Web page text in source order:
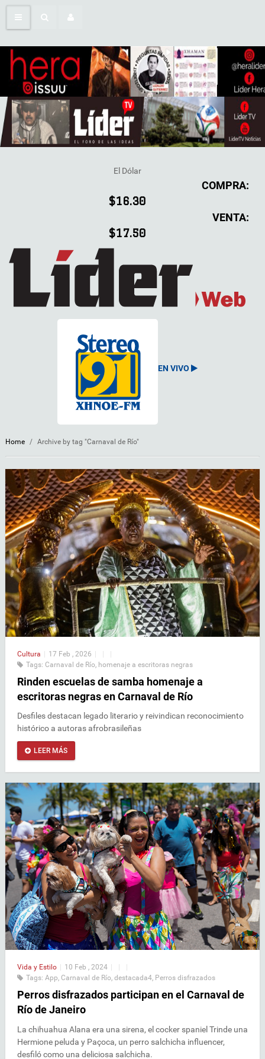
El Dólar
COMPRA:
$16.30
VENTA:
$17.50
EN VIVO
Home / Archive by tag "Carnaval de Río"
Cultura | 17 Feb , 2026 | |
|
Tags: Carnaval de Río homenaje a escritoras negras
Rinden escuelas de samba homenaje a
escritoras negras en Carnaval de Río
Desfiles destacan legado literario y reivindican reconocimiento
histórico a autoras afrobrasileñas
LEER MÁS
Vida y Estilo 10 Feb , 2024
Tags: App, Carnaval de Río, destacada4, Perros disfrazados
Perros disfrazados participan en el Carnaval de
Río de Janeiro
La chihuahua Alana era una sirena, el cocker spaniel Trinde una
Hermione peluda y Paçoca, un perro salchicha influencer,
desfiló como una deliciosa salchicha.